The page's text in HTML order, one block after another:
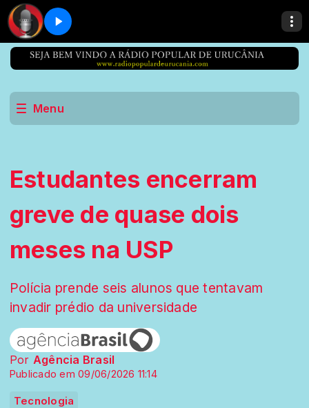
Menu
Estudantes encerram
greve de quase dois
meses na USP
Polícia prende seis alunos que tentavam
invadir prédio da universidade
Por Agência Brasil
Publicado em 09/06/2026 11:14
Tecnologia